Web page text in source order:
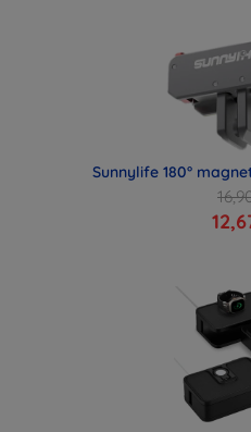
Sunnylife 180°